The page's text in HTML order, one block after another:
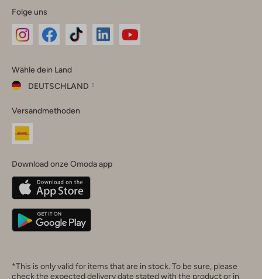
Folge uns
Instagram
Facebook
TikTok
Wähle dein Land
DEUTSCHLAND
dein
Land
Belgique(Français)
Deutschland
Versandmethoden
Download onze Omoda app
*This is only valid for items that are in stock. To be sure, please
check the expected delivery date stated with the product or in